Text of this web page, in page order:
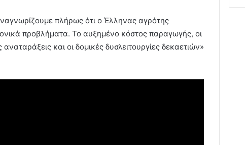
πλήρως ότι ο Έλληνας αγρότης
προβλήματα. Το αυξημένο κόστος παραγωγής, οι
αναταράξεις και οι δομικές δυσλειτουργίες δεκαετιών»